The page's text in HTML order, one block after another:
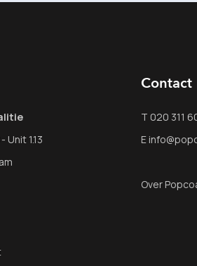
1.13
Contact
T 020 311
E
Over